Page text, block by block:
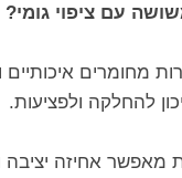
עם ציפוי גומי?
מחומרים
להחלקה ולפציעות.
אחיזה יציבה